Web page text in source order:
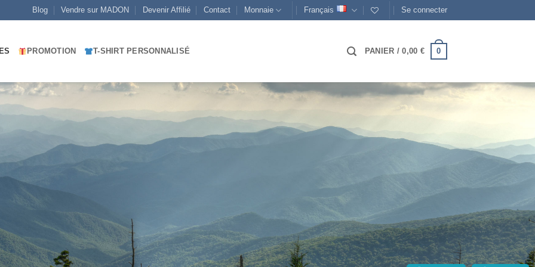
Blog Vendre sur MADON Devenir Affilié Contact Monnaie Français Se connecter
PROMOTION T-SHIRT PERSONNALISÉ PANIER /0,00 € 0